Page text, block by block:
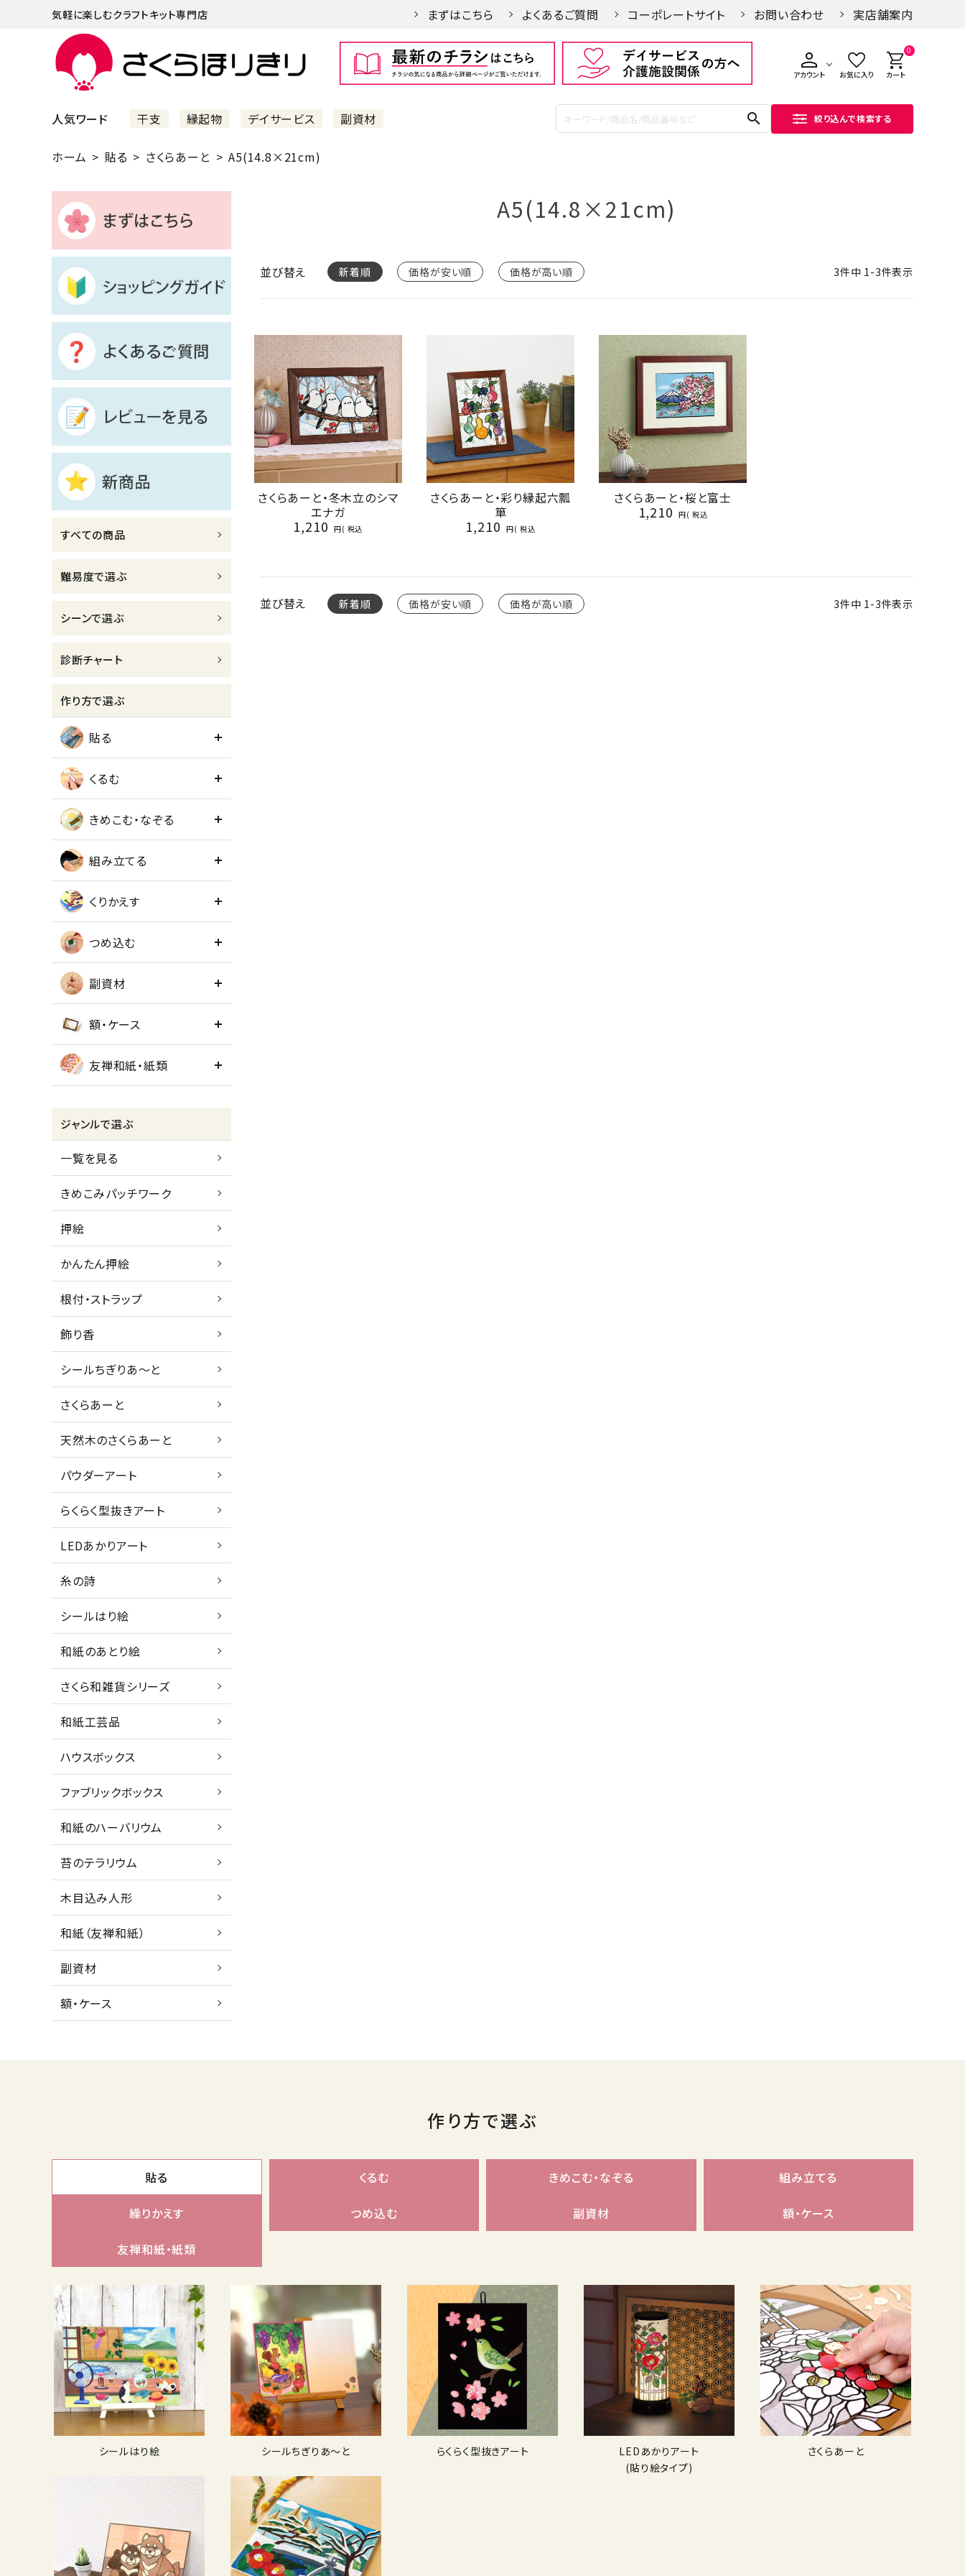
気軽に楽しむクラフトキット専門店 まずはこちら よくあるご質問 コーポレートサイト お問い合わせ 実店舗案内
アカウント お気に入り
0
カート
人気ワード 干支 縁起物 デイサービス 副資材 search 絞り込んで検索する
まずはこちら
ショッピングガイド
よくあるご質問
すべての商品
新着商品
診断チャート
ジャンルで選ぶ
レビューを見る
コーポレートサイト
実店舗案内
デイサービス／
お問い合わせ
ACCOUNT MENU
ログイン person
ホーム 貼る さくらあーと A5(14.8×21cm)
すべての商品
難易度で選ぶ
シーンで選ぶ
診断チャート
作り方で選ぶ
貼る
くるむ
きめこむ・なぞる
組み立てる
くりかえす
つめ込む
副資材
額・ケース
友禅和紙・紙類
ジャンルで選ぶ
一覧を見る
きめこみパッチワーク
押絵
かんたん押絵
根付・ストラップ
飾り香
シールちぎりあ～と
さくらあーと
天然木のさくらあーと
パウダーアート
らくらく型抜きアート
LEDあかりアート
糸の詩
シールはり絵
和紙のあとり絵
さくら和雑貨シリーズ
和紙工芸品
ハウスボックス
ファブリックボックス
和紙のハーバリウム
苔のテラリウム
木目込み人形
和紙（友禅和紙）
副資材
額・ケース
A5(14.8×21cm)
並び替え 新着順 価格が安い順 価格が高い順 3件中 1-3件表示
さくらあーと・冬木立のシマ
エナガ
1,210 税込
さくらあーと・彩り縁起六瓢
箪
1,210 税込
さくらあーと・桜と富士
1,210 税込
並び替え 新着順 価格が安い順 価格が高い順 3件中 1 -3件表示
作り方で選ぶ
貼る くるむ きめこむ・なぞる 組み立てる
繰りかえす つめ込む 副資材 額・ケース
友禅和紙・紙類
シールはり絵 シールちぎりあ〜と らくらく型抜きアート
LEDあかりアート
(貼り絵タイプ)
さくらあーと